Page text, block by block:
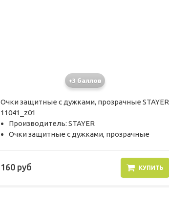
+3 баллов
Очки защитные с дужками, прозрачные STAYER
11041_z01
Производитель: STAYER
Очки защитные с дужками, прозрачные
160 руб КУПИТЬ